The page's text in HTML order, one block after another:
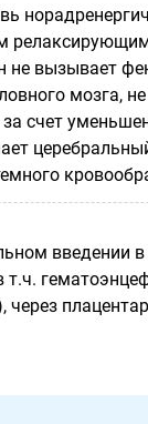
не вызывает
мозга,
счет
введении
т.ч.
через